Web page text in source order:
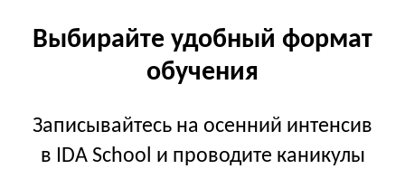
Выбирайте удобный формат
обучения
Записывайтесь на осенний интенсив
в IDA School и проводите каникулы